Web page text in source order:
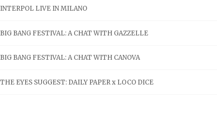
INTERPOL LIVE IN MILANO
BIG BANG FESTIVAL: A CHAT WITH GAZZELLE
BIG BANG FESTIVAL: A CHAT WITH CANOVA
THE EYES SUGGEST: DAILY PAPER x LOCO DICE